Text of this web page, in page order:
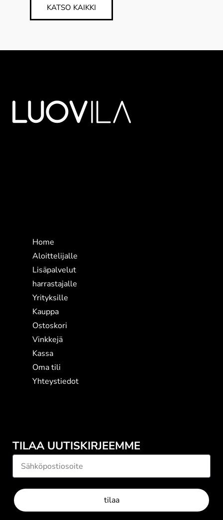
KATSO KAIKKI
Home
Aloittelijalle
Lisäpalvelut
harrastajalle
Yrityksille
Kauppa
Ostoskori
Vinkkejä
Kassa
Oma tili
Yhteystiedot
TILAA UUTISKIRJEEMME
tilaa